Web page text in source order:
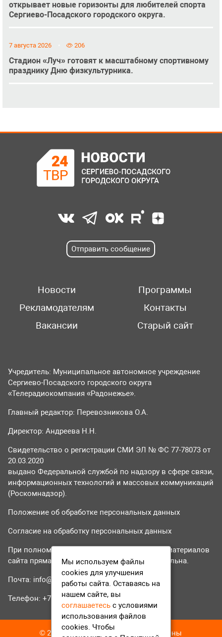
открывает новые горизонты для любителей спорта
Сергиево-Посадского городского округа.
7 августа 2026 206
Стадион «Луч» готовят к масштабному спортивному
празднику Дню физкультурника.
Отправить сообщение
Новости
Программы
Рекламодателям
Контакты
Вакансии
Старый сайт
Учредитель: Муниципальное автономное учреждение
Сергиево-Посадского городского округа
«Телерадиокомпания «Радонежье».
Главный редактор: Перевозникова О.А.
Директор: Андреева Н.Н.
Свидетельство о регистрации СМИ ЭЛ № ФС 77-78073 от
20.03.2020
выдано Федеральной службой по надзору в сфере связи,
информационных технологий и массовых коммуникаций
(Роскомнадзор).
Положение об обработке персональных данных
Согласие на обработку персональных данных
При полном или частичном использовании материалов
сайта прямая гиперссылка на tvr24.tv обязательна.
Почта: info@tvr24.tv
Телефон: +7 (496) 551-04-95
© 2016-2023 ТВР24 Все права защищены
Мы используем файлы
cookies для улучшения
работы сайта. Оставаясь на
нашем сайте, вы
соглашаетесь с условиями
использования файлов
cookies. Чтобы